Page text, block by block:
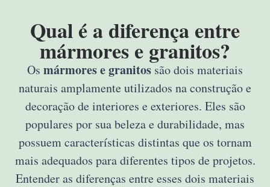
Qual é a diferença entre
mármores e granitos?
Os mármores e granitos são dois materiais
naturais amplamente utilizados na construção e
decoração de interiores e exteriores. Eles são
populares por sua beleza e durabilidade, mas
possuem características distintas que os tornam
mais adequados para diferentes tipos de projetos.
Entender as diferenças entre esses dois materiais